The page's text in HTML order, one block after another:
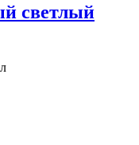
светлый